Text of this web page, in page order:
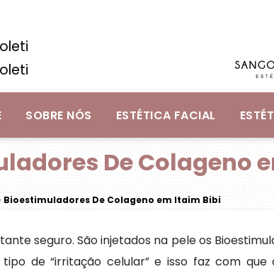
SOBRE NÓS ESTÉTICA FACIAL
De Colageno
Bioestimuladores De Colageno em Itaim Bibi
seguro. São injetados na pele os
de “irritação celular” e isso faz com